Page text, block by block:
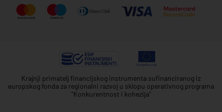
Krajnji primatelj financijskog instrumenta sufinanciranog iz
europskog fonda za regionalni razvoj u sklopu operativnog programa
"Konkurentnost i kohezija"